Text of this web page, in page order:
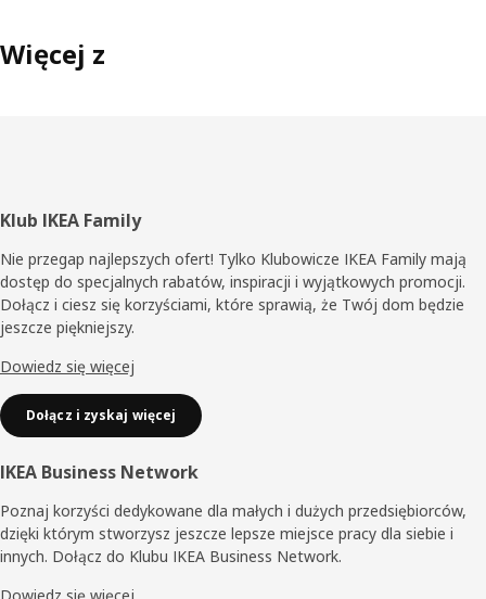
Więcej z
Stopka
Klub IKEA Family
Nie przegap najlepszych ofert! Tylko Klubowicze IKEA Family mają
dostęp do specjalnych rabatów, inspiracji i wyjątkowych promocji.
Dołącz i ciesz się korzyściami, które sprawią, że Twój dom będzie
jeszcze piękniejszy.
Dowiedz się więcej
Dołącz i zyskaj więcej
IKEA Business Network
Poznaj korzyści dedykowane dla małych i dużych przedsiębiorców,
dzięki którym stworzysz jeszcze lepsze miejsce pracy dla siebie i
innych. Dołącz do Klubu IKEA Business Network.